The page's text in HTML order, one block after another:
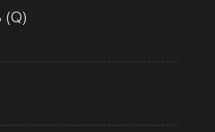
(Q)